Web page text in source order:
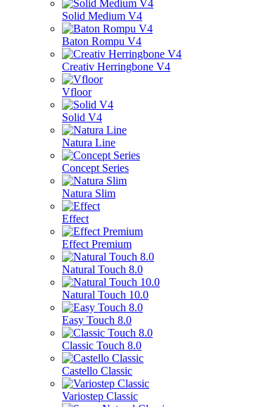
Solid Medium V4
Baton Rompu V4
Creativ Herringbone V4
Vfloor
Solid V4
Natura Line
Concept Series
Natura Slim
Effect
Effect Premium
Natural Touch 8.0
Natural Touch 10.0
Easy Touch 8.0
Classic Touch 8.0
Castello Classic
Variostep Classic